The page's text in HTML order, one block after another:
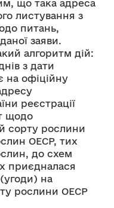
що така адреса
листування з
питань,
заяви.
алгоритм дій:
з дати
на офіційну
реєстрації
щодо
сорту рослини
ОЕСР, тих
до схем
приєдналася
на
рослини ОЕСР